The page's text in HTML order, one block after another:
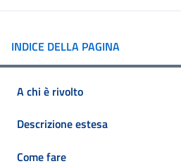
INDICE DELLA PAGINA
A chi è rivolto
Descrizione estesa
Come fare